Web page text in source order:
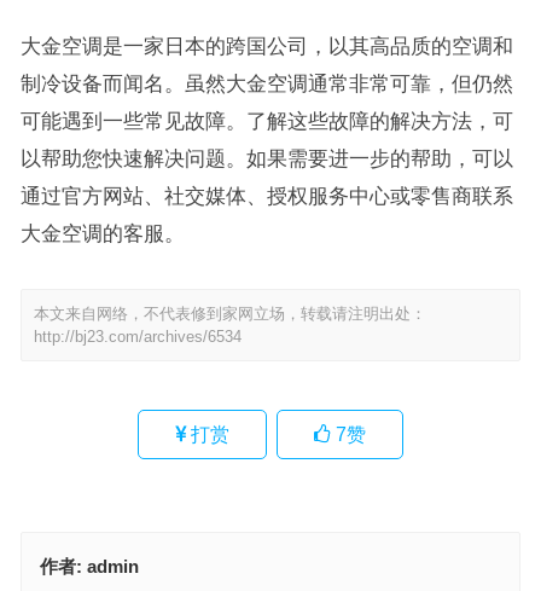
大金空调是一家日本的跨国公司，以其高品质的空调和
制冷设备而闻名。虽然大金空调通常非常可靠，但仍然
可能遇到一些常见故障。了解这些故障的解决方法，可
以帮助您快速解决问题。如果需要进一步的帮助，可以
通过官方网站、社交媒体、授权服务中心或零售商联系
大金空调的客服。
本文来自网络，不代表修到家网立场，转载请注明出处：
http://bj23.com/archives/6534
打赏 7赞
作者: admin